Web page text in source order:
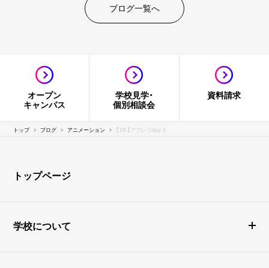
ブログ一覧へ
オープン
キャンパス
学校見学・
個別相談会
資料請求
トップ ブログ アニメーション 【1年】アフレコday 1
トップページ
学校について